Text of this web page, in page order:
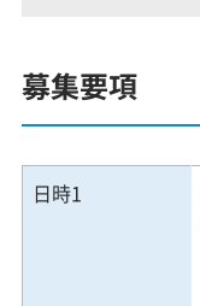
募集要項
日時1